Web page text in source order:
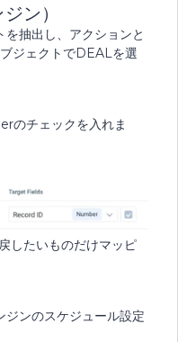
ン）
抽出し、アクションと
ジェクトでDEALを選
のチェックを入れま
したいものだけマッピ
ンのスケジュール設定